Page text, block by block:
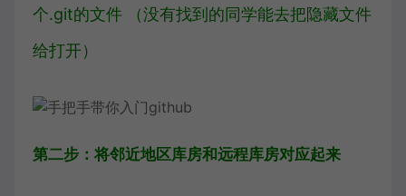
个.git的文件 （没有找到的同学能去把隐藏文件
给打开）
第二步：将邻近地区库房和远程库房对应起来